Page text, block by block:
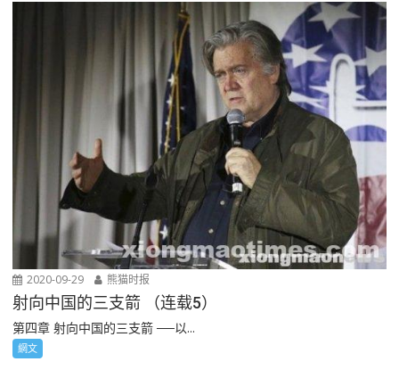
2020-09-29 熊猫时报
射向中国的三支箭 （连载5）
第四章 射向中国的三支箭 ──以...
網文